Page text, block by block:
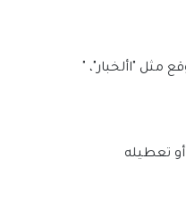
مثل "األخبار"، "
تعطيله